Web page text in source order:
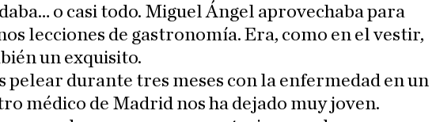
o casi todo. Miguel Ángel aprovechaba para
lecciones de gastronomía. Era, como en el vestir,
un exquisito.
pelear durante tres meses con la enfermedad en un
médico de Madrid nos ha dejado muy joven.